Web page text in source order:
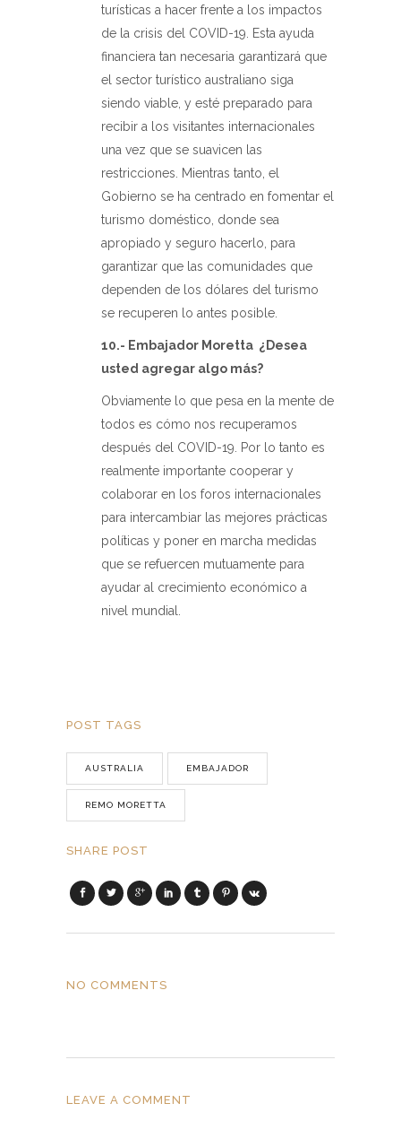
turísticas a hacer frente a los impactos
de la crisis del COVID-19. Esta ayuda
financiera tan necesaria garantizará que
el sector turístico australiano siga
siendo viable, y esté preparado para
recibir a los visitantes internacionales
una vez que se suavicen las
restricciones. Mientras tanto, el
Gobierno se ha centrado en fomentar el
turismo doméstico, donde sea
apropiado y seguro hacerlo, para
garantizar que las comunidades que
dependen de los dólares del turismo
se recuperen lo antes posible.
10.- Embajador Moretta ¿Desea
usted agregar algo más?
Obviamente lo que pesa en la mente de
todos es cómo nos recuperamos
después del COVID-19. Por lo tanto es
realmente importante cooperar y
colaborar en los foros internacionales
para intercambiar las mejores prácticas
políticas y poner en marcha medidas
que se refuercen mutuamente para
ayudar al crecimiento económico a
nivel mundial.
POST TAGS
AUSTRALIA EMBAJADOR
REMO MORETTA
SHARE POST
NO COMMENTS
LEAVE A COMMENT